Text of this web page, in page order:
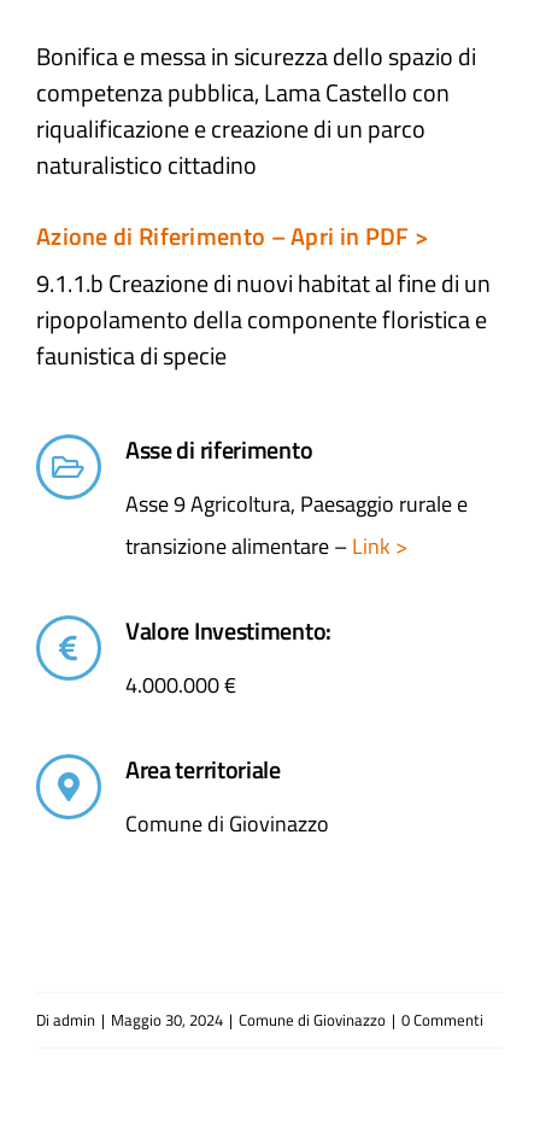
Atti e Docunenti
Notizie
Progetti
Bonifica e messa in sicurezza dello spazio di
competenza pubblica, Lama Castello con
riqualificazione e creazione di un parco
naturalistico cittadino
Azione di Riferimento – Apri in PDF >
9.1.1.b Creazione di nuovi habitat al fine di un
ripopolamento della componente floristica e
faunistica di specie​
Asse di riferimento
Asse 9 Agricoltura, Paesaggio rurale e
transizione alimentare –Link >
Valore Investimento:
4.000.000 €
Area territoriale
Comune di Giovinazzo
Di admin | Maggio 30, 2024 | Comune di Giovinazzo | 0 Commenti